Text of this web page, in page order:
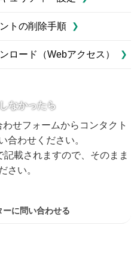
トの削除手順
ロード（Webアクセス）
なかったら
せフォームからコンタクト
合わせください。
載されますので、そのまま
さい。
ーに問い合わせる